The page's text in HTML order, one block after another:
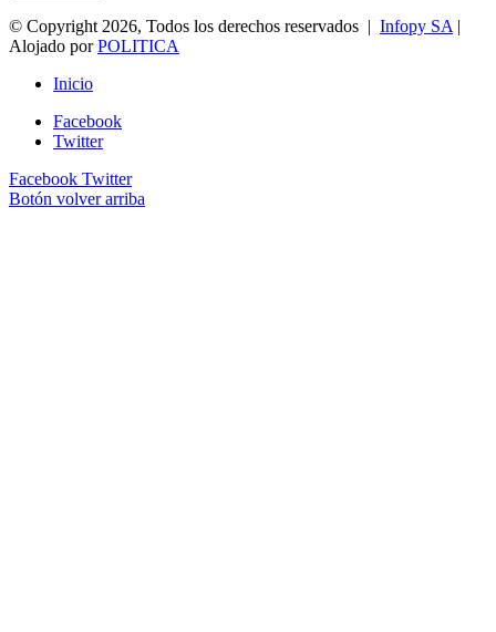
© Copyright 2026, Todos los derechos reservados | Infopy SA |
Alojado porPOLITICA
Inicio
Facebook
Twitter
Facebook Twitter
Botón volver arriba